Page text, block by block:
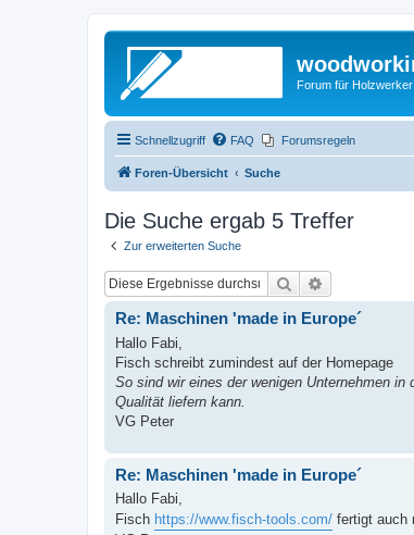
Forum für
Schnellzugriff FAQ Forumsregeln
Foren-Übersicht Suche
Die Suche ergab 5 Treffer
Zur erweiterten Suche
Suche
Re: Maschinen 'made in Europe´
Hallo Fabi,
Fisch schreibt zumindest auf der Homepage
So sind wir eines der wenigen Unternehmen
Qualität liefern kann.
VG Peter
Re: Maschinen 'made in Europe´
Hallo Fabi,
Fisch https://www.fisch-tools.com/ fertigt auch